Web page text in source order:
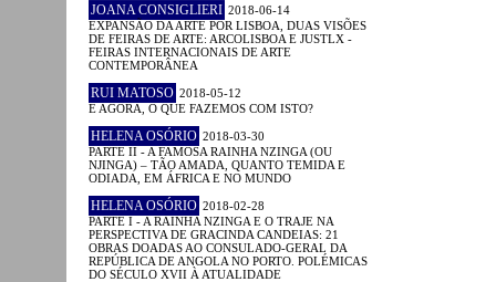
JOANA CONSIGLIERI 2018-06-14
EXPANSÃO DA ARTE POR LISBOA, DUAS VISÕES
DE FEIRAS DE ARTE: ARCOLISBOA E JUSTLX -
FEIRAS INTERNACIONAIS DE ARTE
CONTEMPORÂNEA
RUI MATOSO 2018-05-12
E AGORA, O QUE FAZEMOS COM ISTO?
HELENA OSÓRIO 2018-03-30
PARTE II - A FAMOSA RAINHA NZINGA (OU
NJINGA) – TÃO AMADA, QUANTO TEMIDA E
ODIADA, EM ÁFRICA E NO MUNDO
HELENA OSÓRIO 2018-02-28
PARTE I - A RAINHA NZINGA E O TRAJE NA
PERSPECTIVA DE GRACINDA CANDEIAS: 21
OBRAS DOADAS AO CONSULADO-GERAL DA
REPÚBLICA DE ANGOLA NO PORTO. POLÉMICAS
DO SÉCULO XVII À ATUALIDADE